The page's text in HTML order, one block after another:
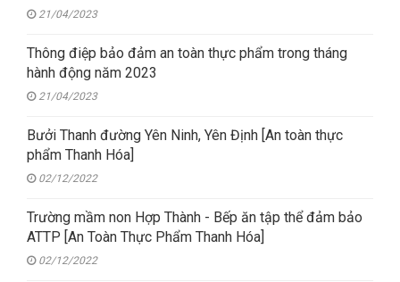
21/04/2023
Thông điệp bảo đảm an toàn thực phẩm trong tháng
hành động năm 2023
21/04/2023
Bưởi Thanh đường Yên Ninh, Yên Định [An toàn thực
phẩm Thanh Hóa]
02/12/2022
Trường mầm non Hợp Thành - Bếp ăn tập thể đảm bảo
ATTP [An Toàn Thực Phẩm Thanh Hóa]
02/12/2022